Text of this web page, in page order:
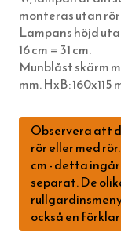
LYKTHUS FÖR
FUNKISLAMPOR
TILLBEHÖR &
VITT PORSLIN
SVART BAKELIT
VIT BAKELIT
FONTINI -
STRÖMBRYTARE
FEDE (MÄSSING)
1950-TAL
LED-LAMPOR
DIVERSE
KUPOR &
LJUSSTAKAR
ÄKTA STEARINLJUS
KUPOR TILL
RESERVDELAR
FRANSKT &
VID ELDSTADEN
SÅPOR OCH
FLÄTADE
EMALJERAT
BLECKPLÅT
WILMAS
RAKHYVLAR &
KAKELUGN &
TILLBEHÖR TILL
TAPETER
TAPETER LIM &
TID & RUM
TVÅ GÅNGER
FUNKIS
TILLBEHÖR &
HANDSMIDD
KLIPPSPIK
BYGGNADSSPIK
HANDSMIDDA,
ROSETTSPIK
TJÄRA, DREV OCH
FÖNSTERVADD
TJÄRPRODUKTER
LINDREV
YLLESNÖREN/
DELIKATESSER &
FRÅN HAVET
FRÅN JORDEN
EMALJSKYLTAR,
EGNA
VERKTYG & YXOR
PENSLAR FÖR
STUCKATUR
monteras utan
Lampans höjd
16 cm = 31 cm.
Munblåst skärm
mm. HxB: 160x115
Observera att
rör eller med
cm - detta
separat. De
också en